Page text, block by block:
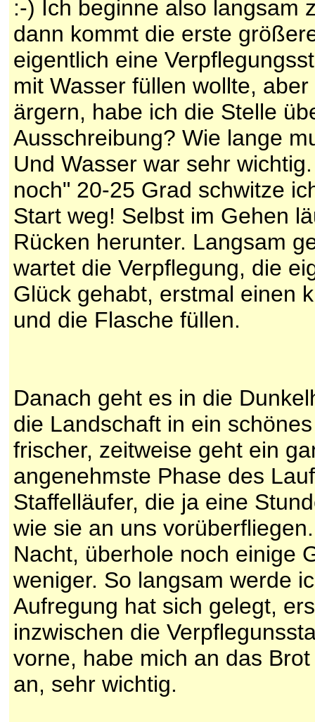
:-) Ich beginne also langsam
dann kommt die erste
eigentlich eine
mit Wasser füllen wollte,
ärgern, habe ich die Stelle
Ausschreibung? Wie lange
Und Wasser war sehr
noch" 20-25 Grad schwitze
Start weg! Selbst im Gehen
Rücken herunter. Langsam
wartet die Verpflegung, die
Glück gehabt, erstmal einen
und die Flasche füllen.
Danach geht es in die
die Landschaft in ein
frischer, zeitweise geht ein
angenehmste Phase des
Staffelläufer, die ja eine
wie sie an uns
Nacht, überhole noch einige
weniger. So langsam werde
Aufregung hat sich gelegt,
inzwischen die
vorne, habe mich an das
an, sehr wichtig.